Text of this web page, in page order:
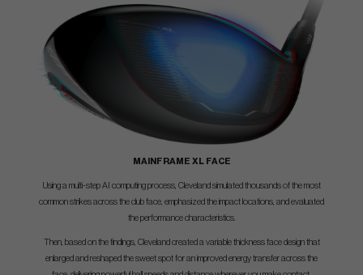
MAINFRAME XL FACE
Using a multi-step AI computing process, Cleveland simulated thousands of the most
common strikes across the club face, emphasized the impact locations, and evaluated
the performance characteristics.
Then, based on the findings, Cleveland created a variable thickness face design that
enlarged and reshaped the sweet spot for an improved energy transfer across the